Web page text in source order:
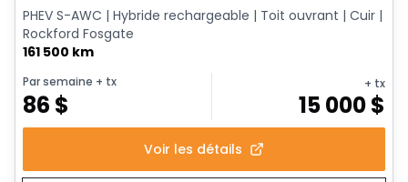
PHEV S-AWC | Hybride rechargeable | Toit ouvrant | Cuir |
Rockford Fosgate
161 500 km
Par semaine + tx
86 $
+ tx
15 000$
Voir les détails